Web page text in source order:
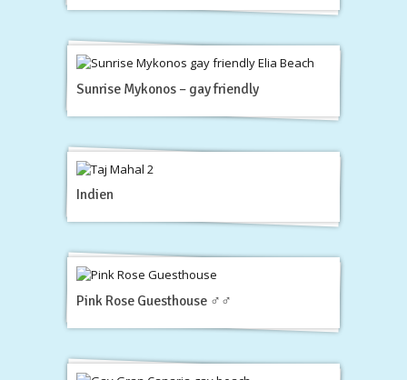
Sunrise Mykonos – gay friendly
Indien
Pink Rose Guesthouse ♂♂